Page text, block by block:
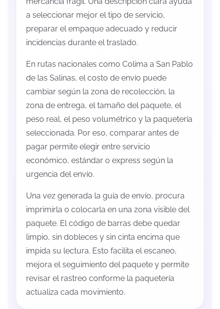
a seleccionar mejor el tipo de servicio,
preparar el empaque adecuado y reducir
incidencias durante el traslado.
En rutas nacionales como Colima a San Pablo
de las Salinas, el costo de envío puede
cambiar según la zona de recolección, la
zona de entrega, el tamaño del paquete, el
peso real, el peso volumétrico y la paquetería
seleccionada. Por eso, comparar antes de
pagar permite elegir entre servicio
económico, estándar o express según la
urgencia del envío.
Una vez generada la guía de envío, procura
imprimirla o colocarla en una zona visible del
paquete. El código de barras debe quedar
limpio, sin dobleces y sin cinta encima que
impida su lectura. Esto facilita el escaneo,
mejora el seguimiento del paquete y permite
revisar el rastreo conforme la paquetería
actualiza cada movimiento.